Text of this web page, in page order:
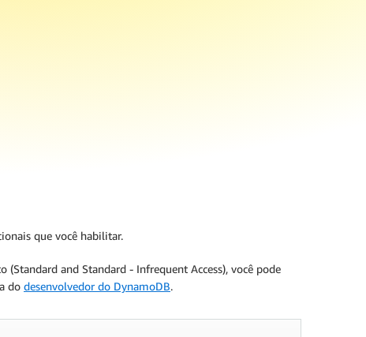
que você habilitar.
(Standard and Standard - Infrequent Access), você pode
do desenvolvedor do DynamoDB.